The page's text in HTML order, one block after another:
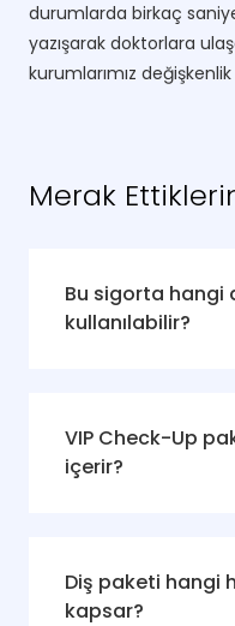
durumlarda birkaç
yazışarak doktorlara
kurumlarımız
Merak
Bu sigorta hangi
kullanılabilir?
VIP Check-Up
içerir?
Diş paketi hangi
kapsar?